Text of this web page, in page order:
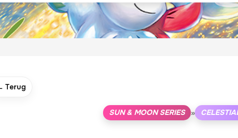
Terug
SUN & MOON SERIES »